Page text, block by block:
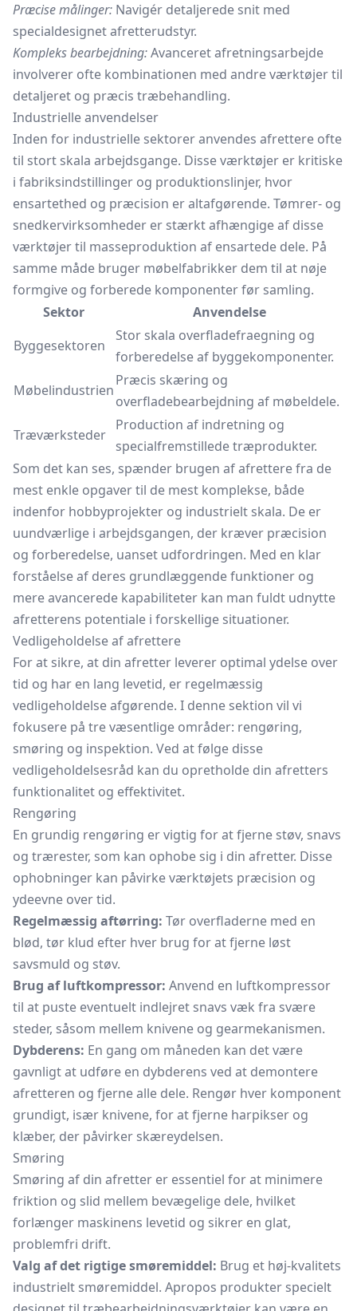
Præcise målinger: Navigér detaljerede snit med
specialdesignet afretterudstyr.
Kompleks bearbejdning:Avanceret afretningsarbejde
involverer ofte kombinationen med andre værktøjer til
detaljeret og præcis træbehandling.
Industrielle anvendelser
Inden for industrielle sektorer anvendes afrettere ofte
til stort skala arbejdsgange. Disse værktøjer er kritiske
i fabriksindstillinger og produktionslinjer, hvor
ensartethed og præcision er altafgørende. Tømrer- og
snedkervirksomheder er stærkt afhængige af disse
værktøjer til masseproduktion af ensartede dele. På
samme måde bruger møbelfabrikker dem til at nøje
formgive og forberede komponenter før samling.
Sektor
Anvendelse
Byggesektoren
Stor skala overfladefraegning og
forberedelse af byggekomponenter.
Møbelindustrien
Præcis skæring og
overfladebearbejdning af møbeldele.
Træværksteder
Production af indretning og
specialfremstillede træprodukter.
Som det kan ses, spænder brugen af afrettere fra de
mest enkle opgaver til de mest komplekse, både
indenfor hobbyprojekter og industrielt skala. De er
uundværlige i arbejdsgangen, der kræver præcision
og forberedelse, uanset udfordringen. Med en klar
forståelse af deres grundlæggende funktioner og
mere avancerede kapabiliteter kan man fuldt udnytte
afretterens potentiale i forskellige situationer.
Vedligeholdelse af afrettere
For at sikre, at din afretter leverer optimal ydelse over
tid og har en lang levetid, er regelmæssig
vedligeholdelse afgørende. I denne sektion vil vi
fokusere på tre væsentlige områder: rengøring,
smøring og inspektion. Ved at følge disse
vedligeholdelsesråd kan du opretholde din afretters
funktionalitet og effektivitet.
Rengøring
En grundig rengøring er vigtig for at fjerne støv, snavs
og trærester, som kan ophobe sig i din afretter. Disse
ophobninger kan påvirke værktøjets præcision og
ydeevne over tid.
Regelmæssig aftørring: Tør overfladerne med en
blød, tør klud efter hver brug for at fjerne løst
savsmuld og støv.
Brug af luftkompressor: Anvend en luftkompressor
til at puste eventuelt indlejret snavs væk fra svære
steder, såsom mellem knivene og gearmekanismen.
Dybderens: En gang om måneden kan det være
gavnligt at udføre en dybderens ved at demontere
afretteren og fjerne alle dele. Rengør hver komponent
grundigt, især knivene, for at fjerne harpikser og
klæber, der påvirker skæreydelsen.
Smøring
Smøring af din afretter er essentiel for at minimere
friktion og slid mellem bevægelige dele, hvilket
forlænger maskinens levetid og sikrer en glat,
problemfri drift.
Valg af det rigtige smøremiddel: Brug et høj-kvalitets
industrielt smøremiddel. Apropos produkter specielt